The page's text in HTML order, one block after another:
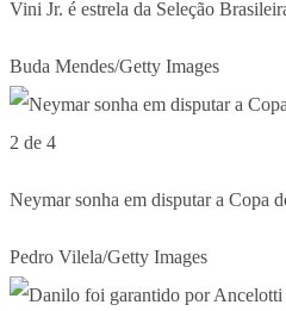
Vini Jr. é estrela da Seleção
Buda Mendes/Getty Images
2 de 4
Neymar sonha em disputar a Copa
Pedro Vilela/Getty Images